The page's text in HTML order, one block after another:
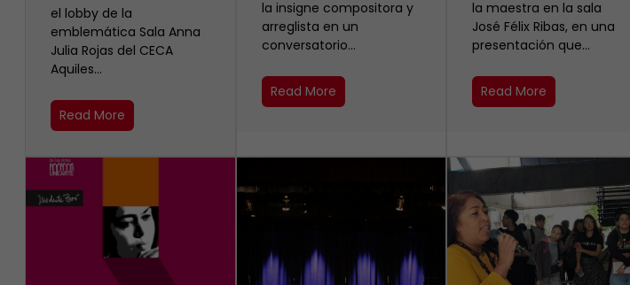
el lobby de la
emblemática Sala Anna
Julia Rojas del CECA
Aquiles…
Read More
la insigne compositora y
arreglista en un
conversatorio…
Read More
la maestra en la sala
José Félix Ribas, en una
presentación que…
Read More